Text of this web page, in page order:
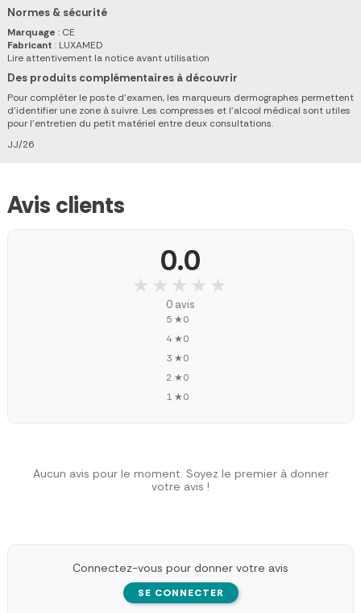
Normes & sécurité
Marquage : CE
Fabricant : LUXAMED
Lire attentivement la notice avant utilisation
Des produits complémentaires à découvrir
Pour compléter le poste d'examen, les marqueurs dermographes permettent
d'identifier une zone à suivre. Les compresses et l'alcool médical sont utiles
pour l'entretien du petit matériel entre deux consultations.
JJ/26
Avis clients
0.0
★★★★★
★★★★★
0 avis
5 ★0
4 ★0
3 ★0
2 ★0
1 ★0
Aucun avis pour le moment. Soyez le premier à donner
votre avis !
Connectez-vous pour donner votre avis
SE CONNECTER